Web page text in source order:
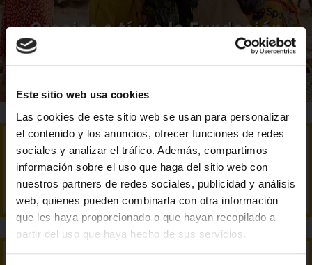
Este sitio web usa cookies
Las cookies de este sitio web se usan para personalizar
el contenido y los anuncios, ofrecer funciones de redes
sociales y analizar el tráfico. Además, compartimos
información sobre el uso que haga del sitio web con
nuestros partners de redes sociales, publicidad y análisis
web, quienes pueden combinarla con otra información
que les haya proporcionado o que hayan recopilado a
partir del uso que haya hecho de sus servicios.